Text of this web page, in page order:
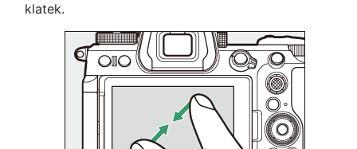
klatek.